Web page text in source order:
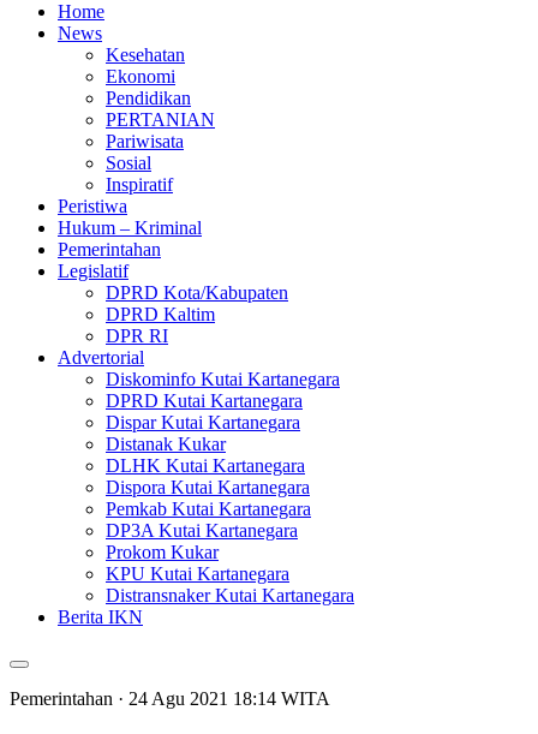
Home
News
Kesehatan
Ekonomi
Pendidikan
PERTANIAN
Pariwisata
Sosial
Inspiratif
Peristiwa
Hukum – Kriminal
Pemerintahan
Legislatif
DPRD Kota/Kabupaten
DPRD Kaltim
DPR RI
Advertorial
Diskominfo Kutai Kartanegara
DPRD Kutai Kartanegara
Dispar Kutai Kartanegara
Distanak Kukar
DLHK Kutai Kartanegara
Dispora Kutai Kartanegara
Pemkab Kutai Kartanegara
DP3A Kutai Kartanegara
Prokom Kukar
KPU Kutai Kartanegara
Distransnaker Kutai Kartanegara
Berita IKN
Pemerintahan · 24 Agu 2021 18:14 WITA